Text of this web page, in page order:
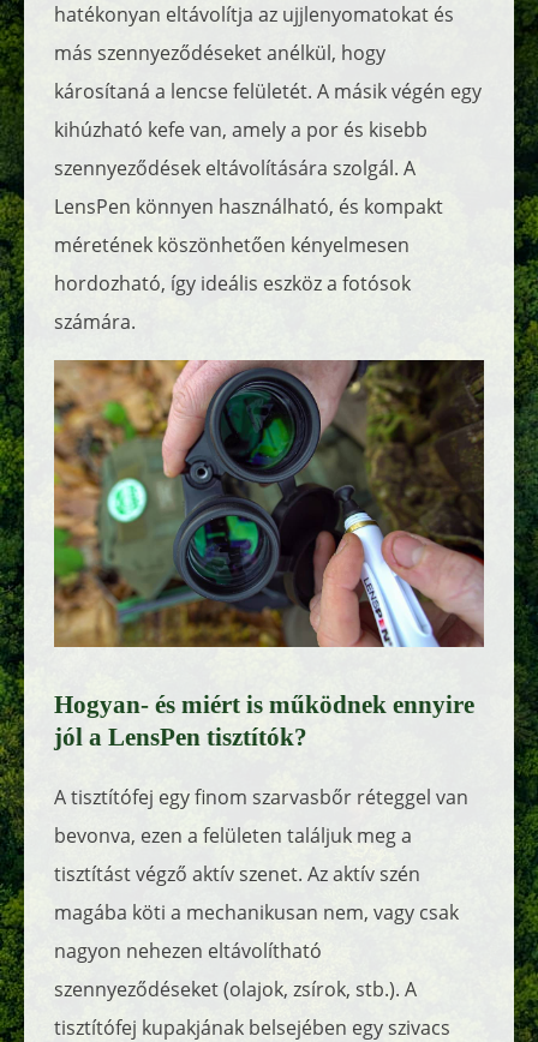
hatékonyan eltávolítja az ujjlenyomatokat és
más szennyeződéseket anélkül, hogy
károsítaná a lencse felületét. A másik végén egy
kihúzható kefe van, amely a por és kisebb
szennyeződések eltávolítására szolgál. A
LensPen könnyen használható, és kompakt
méretének köszönhetően kényelmesen
hordozható, így ideális eszköz a fotósok
számára.
Hogyan- és miért is működnek ennyire
jól a LensPen tisztítók?
A tisztítófej egy finom szarvasbőr réteggel van
bevonva, ezen a felületen találjuk meg a
tisztítást végző aktív szenet. Az aktív szén
magába köti a mechanikusan nem, vagy csak
nagyon nehezen eltávolítható
szennyeződéseket (olajok, zsírok, stb.). A
tisztítófej kupakjának belsejében egy szivacs